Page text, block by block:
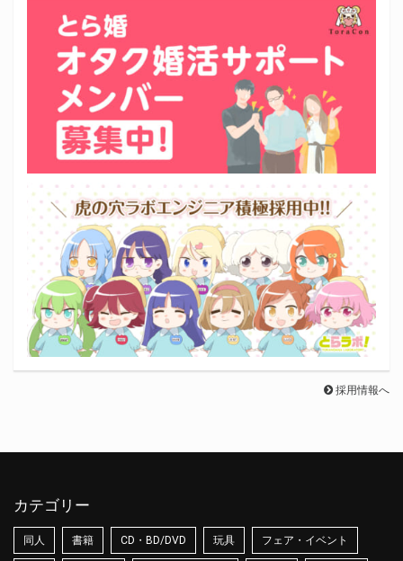
採用情報へ
カテゴリー
同人 書籍 CD・BD/DVD 玩具 フェア・イベント